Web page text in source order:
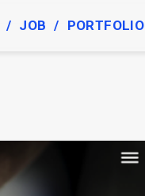
JOB PORTFOLIO